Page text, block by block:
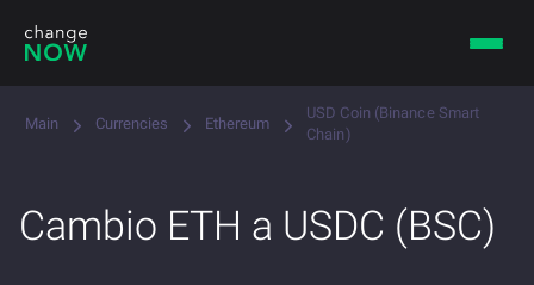
Main Currencies Ethereum
USD Coin (Binance Smart
Chain)
Cambio ETH a USDC (BSC)